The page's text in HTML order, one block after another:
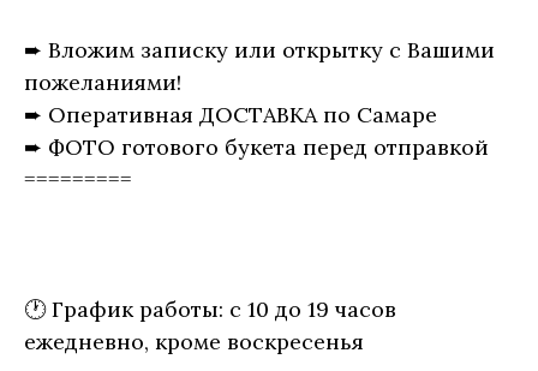
➨ Вложим записку или открытку с Вашими
пожеланиями!
➨ Оперативная ДОСТАВКА по Самаре
➨ ФОТО готового букета перед отправкой
=========
🕐 График работы: с 10 до 19 часов
ежедневно, кроме воскресенья